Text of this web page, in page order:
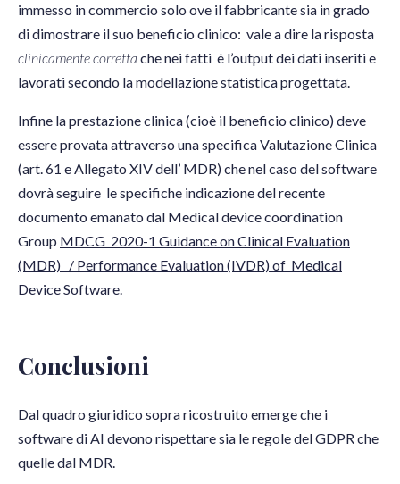
immesso in commercio solo ove il fabbricante sia in grado
di dimostrare il suo beneficio clinico: vale a dire la risposta
clinicamente corretta che nei fatti è l’output dei dati inseriti e
lavorati secondo la modellazione statistica progettata.
Infine la prestazione clinica (cioè il beneficio clinico) deve
essere provata attraverso una specifica Valutazione Clinica
(art. 61 e Allegato XIV dell’ MDR) che nel caso del software
dovrà seguire le specifiche indicazione del recente
documento emanato dal Medical device coordination
Group MDCG 2020-1 Guidance on Clinical Evaluation
(MDR) / Performance Evaluation (IVDR) of Medical
Device Software.
Conclusioni
Dal quadro giuridico sopra ricostruito emerge che i
software di AI devono rispettare sia le regole del GDPR che
quelle dal MDR.